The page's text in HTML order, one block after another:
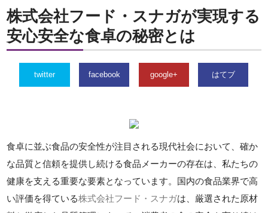
株式会社フード・スナガが実現する
安心安全な食卓の秘密とは
twitter facebook google+ はてブ
食卓に並ぶ食品の安全性が注目される現代社会において、確か
な品質と信頼を提供し続ける食品メーカーの存在は、私たちの
健康を支える重要な要素となっています。国内の食品業界で高
い評価を得ている株式会社フード・スナガは、厳選された原材